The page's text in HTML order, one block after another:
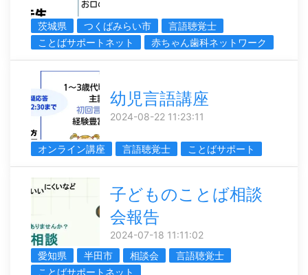
茨城県 つくばみらい市
言語聴覚士
ことばサポートネット
赤ちゃん歯科ネットワーク
幼児言語講座
2024-08-22 11:23:11
オンライン講座 言語聴覚士 ことばサポート
子どものことば相談
会報告
2024-07-18 11:11:02
愛知県
半田市 相談会
言語聴覚士
ことばサポートネット